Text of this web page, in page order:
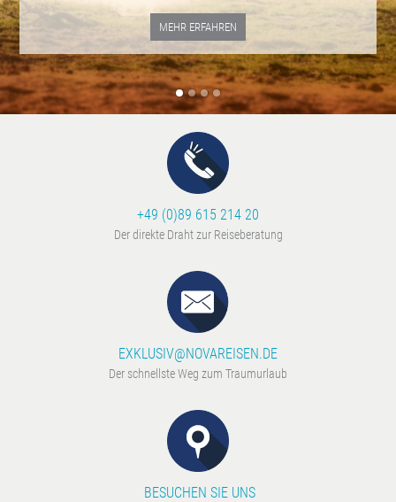
MEHR ERFAHREN
+49 (0)89 615 214 20
Der direkte Draht zur Reiseberatung
EXKLUSIV@NOVAREISEN.DE
Der schnellste Weg zum Traumurlaub
BESUCHEN SIE UNS